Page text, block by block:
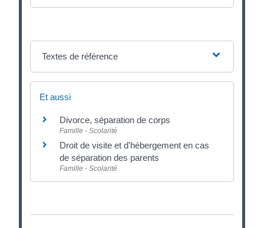
Textes de référence
Et aussi
Divorce, séparation de corps
Famille - Scolarité
Droit de visite et d'hébergement en cas
de séparation des parents
Famille - Scolarité